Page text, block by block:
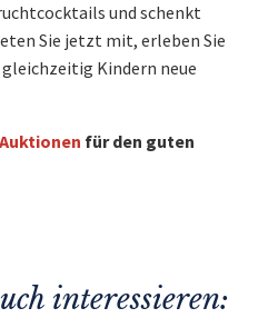
und schenkt
Sie jetzt mit, erleben Sie
Kindern neue
für den guten
interessieren: